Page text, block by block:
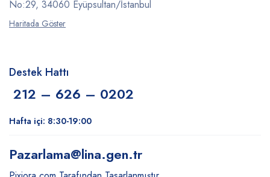
No:29, 34060 Eyüpsultan/İstanbul
Haritada Göster
Destek Hattı
212 – 626 – 0202
Hafta içi: 8:30-19:00
Pazarlama@lina.gen.tr